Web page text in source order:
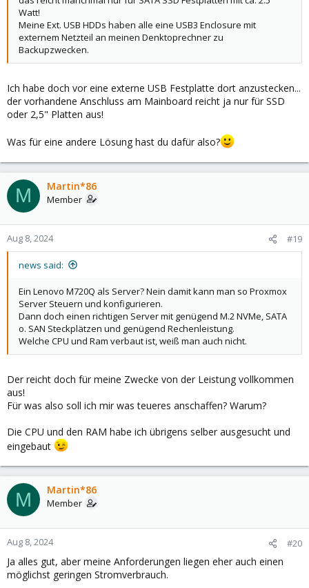
Watt!
Meine Ext. USB HDDs haben alle eine USB3 Enclosure mit
externem Netzteil an meinen Denktoprechner zu
Backupzwecken.
Ich habe doch vor eine externe USB Festplatte dort anzustecken...
der vorhandene Anschluss am Mainboard reicht ja nur für SSD
oder 2,5" Platten aus!
Was für eine andere Lösung hast du dafür also?
M Martin*86
Member
Aug 8, 2024 #19
news said:
Ein Lenovo M720Q als Server? Nein damit kann man so Proxmox
Server Steuern und konfigurieren.
Dann doch einen richtigen Server mit genügend M.2 NVMe, SATA
o. SAN Steckplätzen und genügend Rechenleistung.
Welche CPU und Ram verbaut ist, weiß man auch nicht.
Der reicht doch für meine Zwecke von der Leistung vollkommen
aus!
Für was also soll ich mir was teueres anschaffen? Warum?
Die CPU und den RAM habe ich übrigens selber ausgesucht und
eingebaut
M Martin*86
Member
Aug 8, 2024 #20
Ja alles gut, aber meine Anforderungen liegen eher auch einen
möglichst geringen Stromverbrauch.